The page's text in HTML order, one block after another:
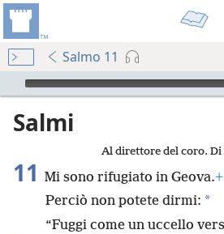
Salmo 11
Audio Player
Salmi
Al direttore del coro. Di
11 Mi sono rifugiato in Geova.+
Perciò non potete dirmi: *
“Fuggi come un uccello